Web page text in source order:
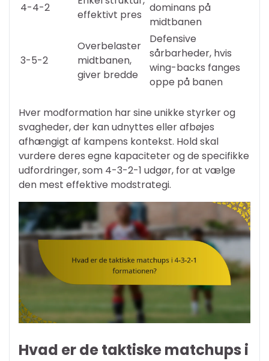
4-4-2
effektivt pres
dominans på
midtbanen
3-5-2
Overbelaster
midtbanen,
giver bredde
Defensive
sårbarheder, hvis
wing-backs fanges
oppe på banen
Hver modformation har sine unikke styrker og
svagheder, der kan udnyttes eller afbøjes
afhængigt af kampens kontekst. Hold skal
vurdere deres egne kapaciteter og de specifikke
udfordringer, som 4-3-2-1 udgør, for at vælge
den mest effektive modstrategi.
Hvad er de taktiske matchups i